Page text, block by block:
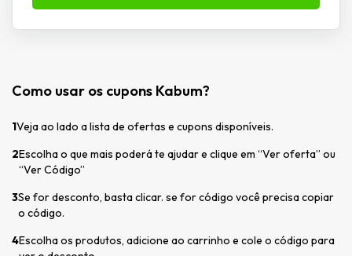
Como usar os cupons Kabum?
1Veja ao lado a lista de ofertas e cupons disponíveis.
2Escolha o que mais poderá te ajudar e clique em “Ver oferta” ou
“Ver Código”
3Se for desconto, basta clicar. se for código você precisa copiar
o código.
4Escolha os produtos, adicione ao carrinho e cole o código para